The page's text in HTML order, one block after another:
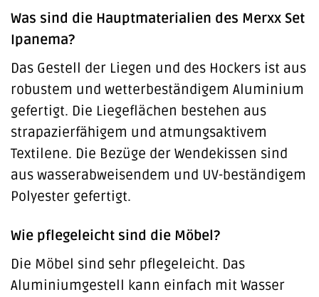
Was sind die Hauptmaterialien des Merxx Set
Ipanema?
Das Gestell der Liegen und des Hockers ist aus
robustem und wetterbeständigem Aluminium
gefertigt. Die Liegeflächen bestehen aus
strapazierfähigem und atmungsaktivem
Textilene. Die Bezüge der Wendekissen sind
aus wasserabweisendem und UV-beständigem
Polyester gefertigt.
Wie pflegeleicht sind die Möbel?
Die Möbel sind sehr pflegeleicht. Das
Aluminiumgestell kann einfach mit Wasser